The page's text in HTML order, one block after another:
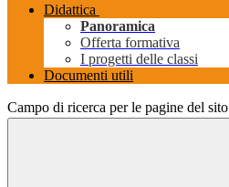
Didattica
Panoramica
Offerta formativa
I progetti delle classi
Documenti utili
Campo di ricerca per le pagine del sito